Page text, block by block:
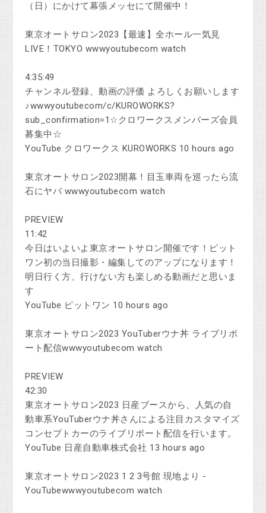
（日）にかけて幕張メッセにて開催中！
東京オートサロン2023【最速】全ホール一気見
LIVE！TOKYO wwwyoutubecom watch
4:35:49
チャンネル登録、動画の評価 よろしくお願いします
♪wwwyoutubecom/c/KUROWORKS?
sub_confirmation=1☆クロワークスメンバーズ会員
募集中☆
YouTube クロワークス KUROWORKS 10 hours ago
東京オートサロン2023開幕！目玉車両を巡ったら流
石にヤバ wwwyoutubecom watch
PREVIEW
11:42
今日はいよいよ東京オートサロン開催です！ピット
ワン初の当日撮影・編集してのアップになります！
明日行く方、行けない方も楽しめる動画だと思いま
す
YouTube ピットワン 10 hours ago
東京オートサロン2023 YouTuberウナ丼 ライブリポ
ート配信wwwyoutubecom watch
PREVIEW
42:30
東京オートサロン2023 日産ブースから、人気の自
動車系YouTuberウナ丼さんによる注目カスタマイズ
コンセプトカーのライブリポート配信を行います。
YouTube 日産自動車株式会社 13 hours ago
東京オートサロン2023 1 2 3号館 現地より -
YouTubewwwyoutubecom watch